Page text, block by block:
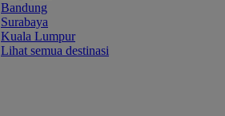
Bandung
Surabaya
Kuala Lumpur
Lihat semua destinasi